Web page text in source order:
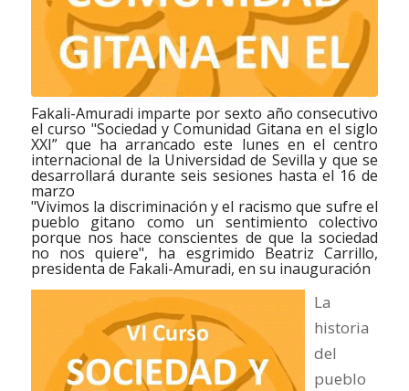
Fakali-Amuradi imparte por sexto año consecutivo
el curso "Sociedad y Comunidad Gitana en el siglo
XXI” que ha arrancado este lunes en el centro
internacional de la Universidad de Sevilla y que se
desarrollará durante seis sesiones hasta el 16 de
marzo
"Vivimos la discriminación y el racismo que sufre el
pueblo gitano como un sentimiento colectivo
porque nos hace conscientes de que la sociedad
no nos quiere", ha esgrimido Beatriz Carrillo,
presidenta de Fakali-Amuradi, en su inauguración
La
historia
del
pueblo